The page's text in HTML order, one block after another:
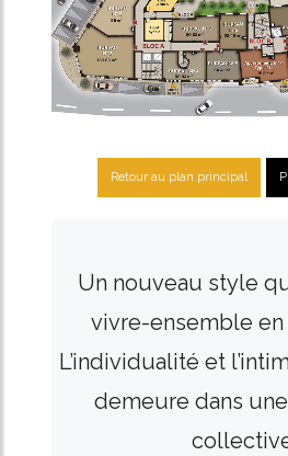
Retour au plan principal
Un nouveau style
vivre-ensemble
L’individualité et
demeure dans